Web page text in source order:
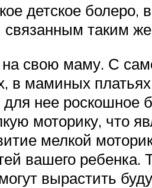
детское
таким
свою маму. С
в маминых
нее роскошное
моторику,
мелкой
вашего
вырастить